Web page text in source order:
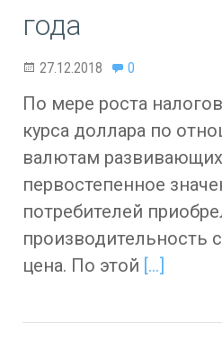
года
27.12.2018 0
По мере роста
курса доллара по
валютам
первостепенное
потребителей
производительность
цена. По этой […]